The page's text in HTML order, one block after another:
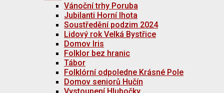
Vánoční trhy Poruba
Jubilanti Horní lhota
Soustředění podzim 2024
Lidový rok Velká Bystřice
Domov Iris
Folklor bez hranic
Tábor
Folklórní odpoledne Krásné Pole
Domov seniorů Hučín